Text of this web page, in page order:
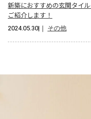
新築におすすめの玄関タイ
ご紹介します！
2024.05.30|｜ その他